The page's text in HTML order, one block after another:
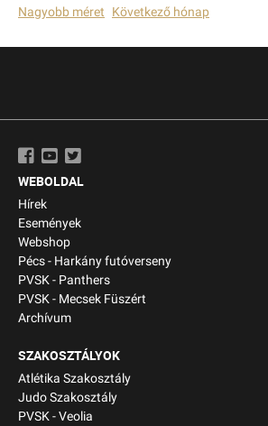
Nagyobb méret Következő hónap
WEBOLDAL
Hírek
Események
Webshop
Pécs - Harkány futóverseny
PVSK - Panthers
PVSK - Mecsek Füszért
Archívum
SZAKOSZTÁLYOK
Atlétika Szakosztály
Judo Szakosztály
PVSK - Veolia